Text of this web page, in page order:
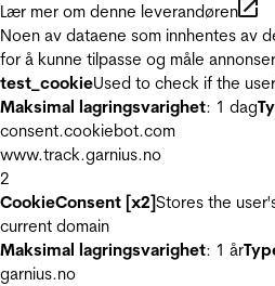
Lær mer om denne leverandøren
Noen av dataene som innhentes av
for å kunne tilpasse og måle
test_cookieUsed to check if the
Maksimal lagringsvarighet: 1 dag
consent.cookiebot.com
www.track.garnius.no
2
CookieConsent [x2]Stores the
current domain
Maksimal lagringsvarighet: 1 år
garnius.no